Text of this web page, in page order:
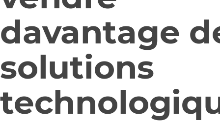
davantage
solutions